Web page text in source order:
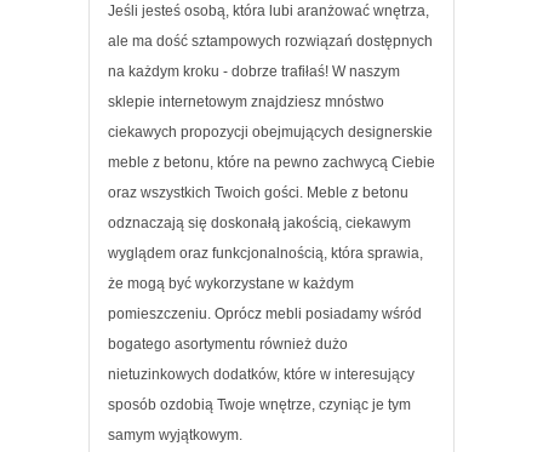
Jeśli jesteś osobą, która lubi aranżować wnętrza,
ale ma dość sztampowych rozwiązań dostępnych
na każdym kroku - dobrze trafiłaś! W naszym
sklepie internetowym znajdziesz mnóstwo
ciekawych propozycji obejmujących designerskie
meble z betonu, które na pewno zachwycą Ciebie
oraz wszystkich Twoich gości. Meble z betonu
odznaczają się doskonałą jakością, ciekawym
wyglądem oraz funkcjonalnością, która sprawia,
że mogą być wykorzystane w każdym
pomieszczeniu. Oprócz mebli posiadamy wśród
bogatego asortymentu również dużo
nietuzinkowych dodatków, które w interesujący
sposób ozdobią Twoje wnętrze, czyniąc je tym
samym wyjątkowym.